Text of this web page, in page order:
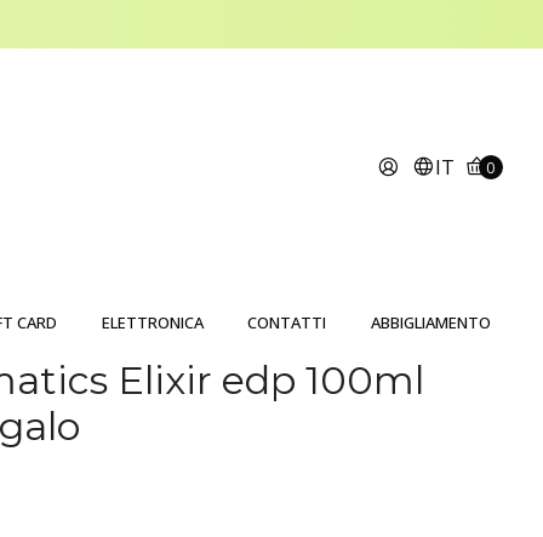
IT 0
CARD ELETTRONICA CONTATTI ABBIGLIAMENTO
Elixir edp 100ml